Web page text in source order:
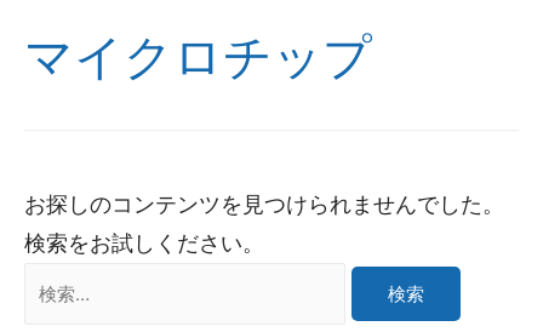
マイクロチップ
お探しのコンテンツを見つけられませんでした。
検索をお試しください。